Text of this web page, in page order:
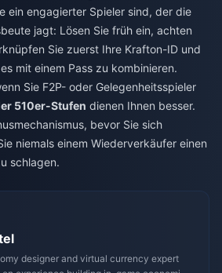
ein engagierter Spieler sind, der die
jagt: Lösen Sie früh ein, achten
Sie zuerst Ihre Krafton-ID und
mit einem Pass zu kombinieren.
Sie F2P- oder Gelegenheitsspieler
510er-Stufen dienen Ihnen besser.
bevor Sie sich
niemals einem Wiederverkäufer einen
schlagen.
designer and virtual currency expert